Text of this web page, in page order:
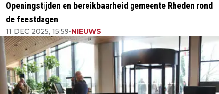
Openingstijden en bereikbaarheid gemeente Rheden rond
de feestdagen
11 DEC 2025, 15:59•NIEUWS